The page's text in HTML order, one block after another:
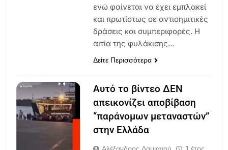
ενώ φαίνεται να έχει εμπλακεί
και πρωτίστως σε αντισημιτικές
δράσεις και συμπεριφορές. Η
αιτία της φυλάκισης…
Δείτε Περισσότερα
Αυτό το βίντεο ΔΕΝ
απεικονίζει αποβίβαση
“παράνομων μεταναστών”
στην Ελλάδα